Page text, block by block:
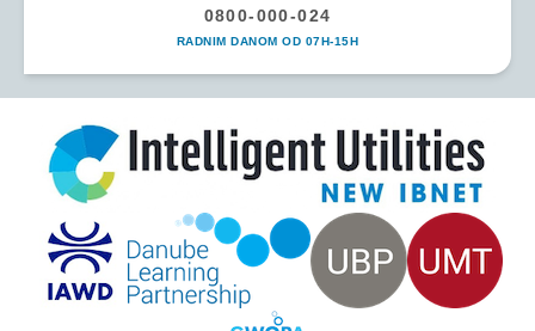
0800-000-024
RADNIM DANOM OD 07H-15H